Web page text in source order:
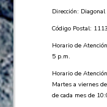
Dirección:
Código Postal:
Horario de
5 p.m.
Horario de
Martes a viernes
de cada mes de